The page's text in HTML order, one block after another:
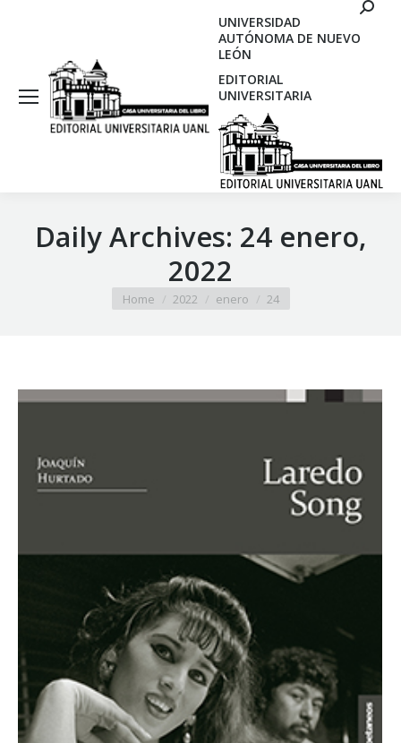
UNIVERSIDAD
AUTÓNOMA DE NUEVO
LEÓN
EDITORIAL
UNIVERSITARIA
Daily Archives: 24 enero,
2022
You are here:
Home 2022 enero 24